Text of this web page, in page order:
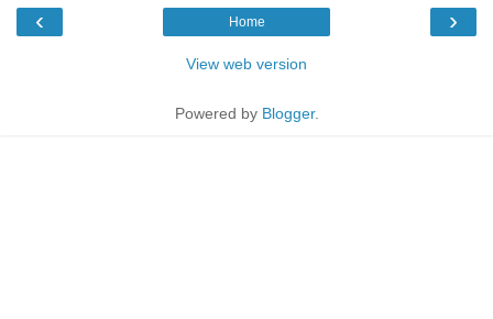
‹ ›
Home
View web version
Powered by Blogger.